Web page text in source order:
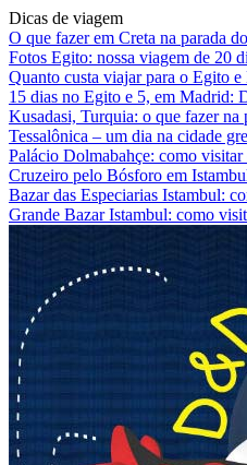
Dicas de viagem
O que fazer em Creta na parada
Fotos Egito: nossa viagem de 20
Quanto custa viajar para o Egito
15 dias no Egito e 5, em Madrid:
Kusadasi, Turquia: o que fazer na
Tessalônica – um dia na cidade
Palácio Dolmabahçe: como visitar
Cruzeiro pelo Bósforo em
Bazar das Especiarias Istambul:
Grande Bazar Istambul: como